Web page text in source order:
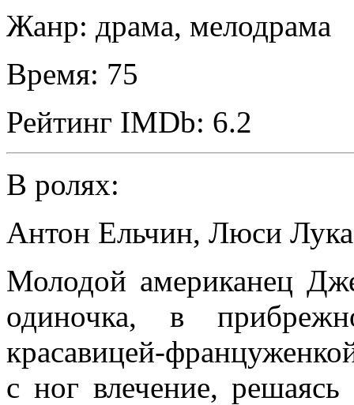
Жанр: драма, мелодрама
Время: 75
Рейтинг IMDb: 6.2
В ролях:
Антон Ельчин, Люси
Молодой американец
одиночка, в
красавицей-
с ног влечение,